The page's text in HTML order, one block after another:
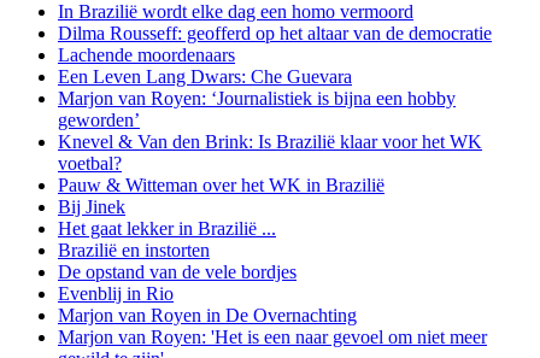
In Brazilië wordt elke dag een homo vermoord
Dilma Rousseff: geofferd op het altaar van de democratie
Lachende moordenaars
Een Leven Lang Dwars: Che Guevara
Marjon van Royen: ‘Journalistiek is bijna een hobby
geworden’
Knevel & Van den Brink: Is Brazilië klaar voor het WK
voetbal?
Pauw & Witteman over het WK in Brazilië
Bij Jinek
Het gaat lekker in Brazilië ...
Brazilië en instorten
De opstand van de vele bordjes
Evenblij in Rio
Marjon van Royen in De Overnachting
Marjon van Royen: 'Het is een naar gevoel om niet meer